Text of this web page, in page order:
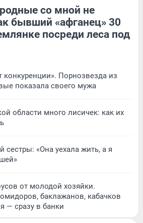
со мной не
бывший «афганец» 30
посреди леса под
конкуренции». Порнозвезда из
показала своего мужа
области много лисичек: как их
«Она уехала жить, а я
от молодой хозяйки.
баклажанов, кабачков
— сразу в банки